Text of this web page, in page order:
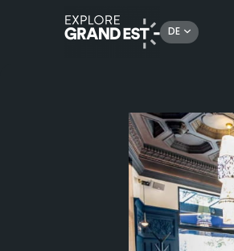
DE